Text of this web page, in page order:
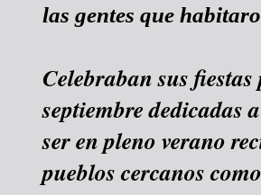
las gentes que
Celebraban sus
septiembre dedicadas
ser en pleno verano
pueblos cercanos